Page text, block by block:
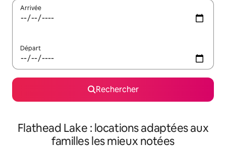
Arrivée
Départ
Rechercher
Flathead Lake : locations adaptées aux
familles les mieux notées